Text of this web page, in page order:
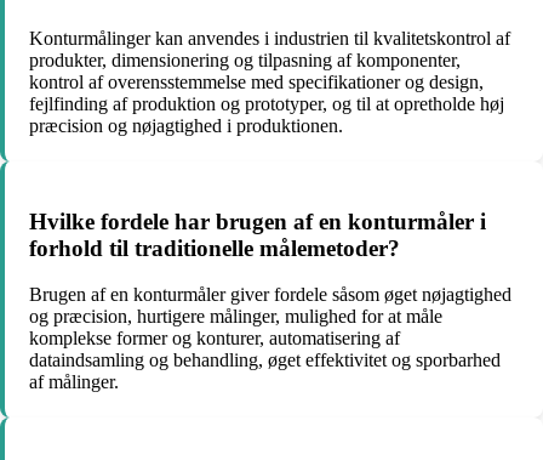
Konturmålinger kan anvendes i industrien til kvalitetskontrol af
produkter, dimensionering og tilpasning af komponenter,
kontrol af overensstemmelse med specifikationer og design,
fejlfinding af produktion og prototyper, og til at opretholde høj
præcision og nøjagtighed i produktionen.
Hvilke fordele har brugen af en konturmåler i
forhold til traditionelle målemetoder?
Brugen af en konturmåler giver fordele såsom øget nøjagtighed
og præcision, hurtigere målinger, mulighed for at måle
komplekse former og konturer, automatisering af
dataindsamling og behandling, øget effektivitet og sporbarhed
af målinger.